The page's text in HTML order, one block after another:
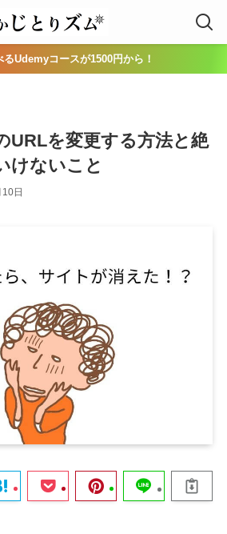
Udemyコースが1500円から！
URLを変更する方法と絶
けないこと
日